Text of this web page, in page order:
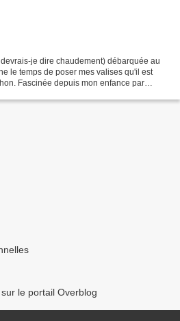
je dire chaudement) débarquée au
le temps de poser mes valises qu'il est
Fascinée depuis mon enfance par
le portail Overblog